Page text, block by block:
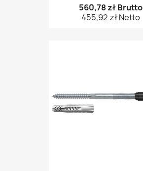
560,78 zł Brutto
455,92 zł Netto